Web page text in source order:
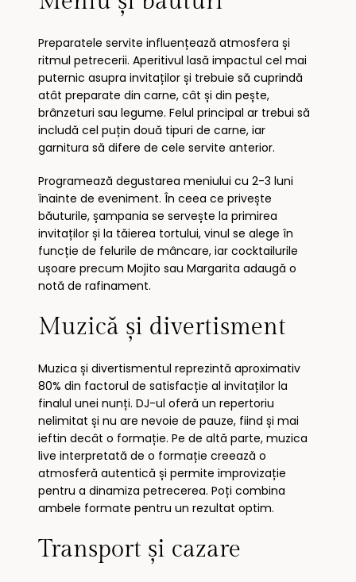
Preparatele servite influențează atmosfera și
ritmul petrecerii. Aperitivul lasă impactul cel mai
puternic asupra invitaților și trebuie să cuprindă
atât preparate din carne, cât și din pește,
brânzeturi sau legume. Felul principal ar trebui să
includă cel puțin două tipuri de carne, iar
garnitura să difere de cele servite anterior.
Programează degustarea meniului cu 2-3 luni
înainte de eveniment. În ceea ce privește
băuturile, șampania se servește la primirea
invitaților și la tăierea tortului, vinul se alege în
funcție de felurile de mâncare, iar cocktailurile
ușoare precum Mojito sau Margarita adaugă o
notă de rafinament.
Muzică și divertisment
Muzica și divertismentul reprezintă aproximativ
80% din factorul de satisfacție al invitaților la
finalul unei nunți. DJ-ul oferă un repertoriu
nelimitat și nu are nevoie de pauze, fiind și mai
ieftin decât o formație. Pe de altă parte, muzica
live interpretată de o formație creează o
atmosferă autentică și permite improvizație
pentru a dinamiza petrecerea. Poți combina
ambele formate pentru un rezultat optim.
Transport și cazare